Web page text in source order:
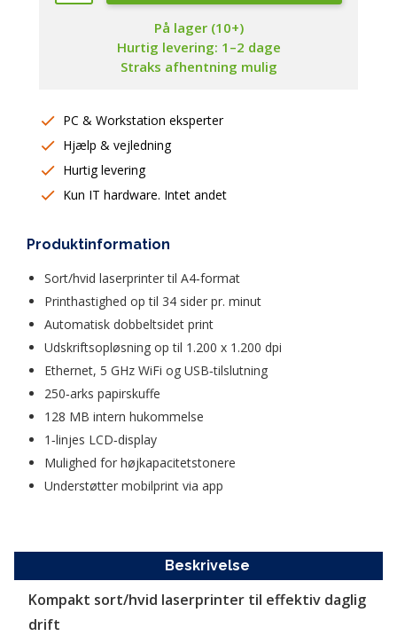
Produktinformation
Sort/hvid laserprinter til A4‑format
Printhastighed op til 34 sider pr. minut
Automatisk dobbeltsidet print
Udskriftsopløsning op til 1.200 x 1.200 dpi
Ethernet, 5 GHz WiFi og USB‑tilslutning
250‑arks papirskuffe
128 MB intern hukommelse
1‑linjes LCD‑display
Mulighed for højkapacitetstonere
Understøtter mobilprint via app
På lager (10+)
Hurtig levering: 1–2 dage
Straks afhentning mulig
PC & Workstation eksperter
Hjælp & vejledning
Hurtig levering
Kun IT hardware. Intet andet
Beskrivelse
Kompakt sort/hvid laserprinter til effektiv daglig
drift